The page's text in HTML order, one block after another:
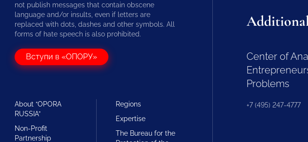
not publish messages that contain obscene
language and/or insults, even if letters are
replaced with dots, dashes and other symbols. All
forms of hate speech is also prohibited.
Вступи в «ОПОРУ»
About “OPORA
RUSSIA”
Non-Profit
Partnership
Regions
Expertise
The Bureau for the
Center of
Problems
+7 (495) 247-4777